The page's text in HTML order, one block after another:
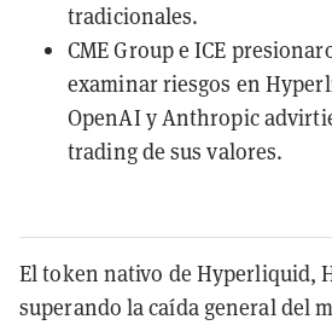
tradicionales.
CME Group e ICE
examinar riesgos en
OpenAI y Anthropic
trading de sus valores.
El token nativo de Hyperliquid,
superando la caída general del